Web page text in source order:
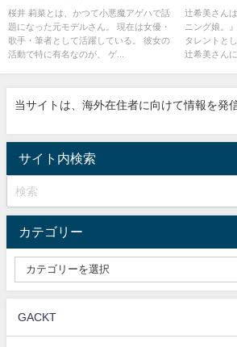
ルでサインがもらえる！
桜井 莉菜とは、かつて小悪魔アゲハで話
題になった元モデルさん。 現在は女優・
歌手・筆者として活躍している。 彼女の
活動で特に有名なのが、 ゲ...
良い？
辻希美さん
ニング娘。
タレントと
辻希美さん
当サイトは、海外在住者に向けて情報を発
サイト内検索
カテゴリー
GACKT